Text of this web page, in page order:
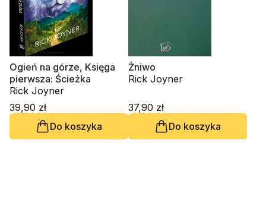
Ogień na górze, Księga
pierwsza: Ścieżka
Rick Joyner
39,90 zł
Do koszyka
Żniwo
Rick Joyner
37,90 zł
Do koszyka